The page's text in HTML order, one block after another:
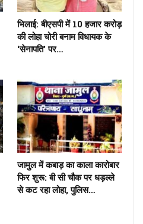
भिलाई: बीएसपी में 10 हजार करोड़
की लोहा चोरी बनाम विधायक के
‘सेनापति’ पर…
जामुल में कबाड़ का काला कारोबार
फिर शुरू: बी सी चौक पर धड़ल्ले
से कट रहा लोहा, पुलिस…